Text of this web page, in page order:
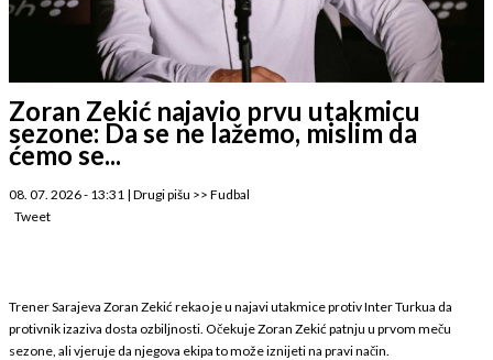
Zoran Zekić najavio prvu utakmicu
sezone: Da se ne lažemo, mislim da
ćemo se...
08. 07. 2026 - 13:31 | Drugi pišu >> Fudbal
Tweet
Trener Sarajeva Zoran Zekić rekao je u najavi utakmice protiv Inter Turkua da
protivnik izaziva dosta ozbiljnosti. Očekuje Zoran Zekić patnju u prvom meču
sezone, ali vjeruje da njegova ekipa to može iznijeti na pravi način.